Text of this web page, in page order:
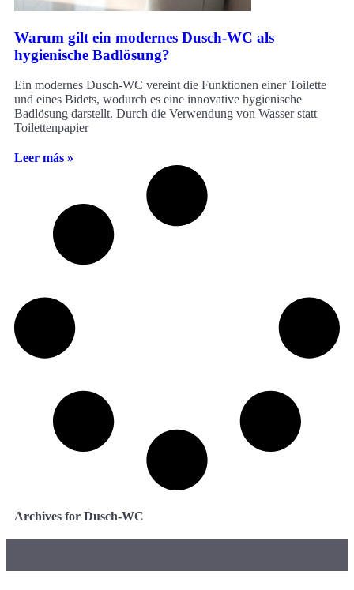
Warum gilt ein modernes Dusch-WC als
hygienische Badlösung?
Ein modernes Dusch-WC vereint die Funktionen einer Toilette
und eines Bidets, wodurch es eine innovative hygienische
Badlösung darstellt. Durch die Verwendung von Wasser statt
Toilettenpapier
Leer más »
Archives for Dusch-WC